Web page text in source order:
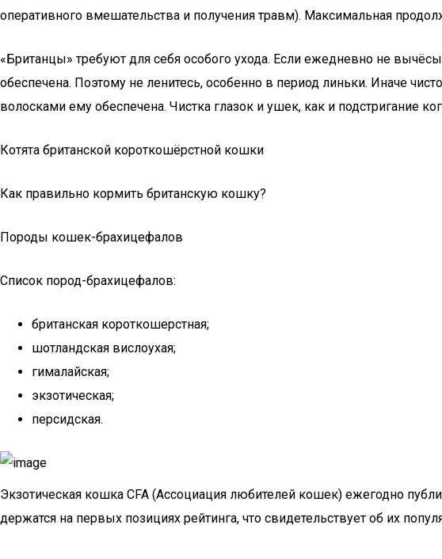
оперативного вмешательства и получения травм). Максимальная
«Британцы» требуют для себя особого ухода. Если ежедневно не
обеспечена. Поэтому не ленитесь, особенно в период линьки. Иначе
волосками ему обеспечена. Чистка глазок и ушек, как и подстригание
Котята британской короткошёрстной кошки
Как правильно кормить британскую кошку?
Породы кошек-брахицефалов
Список пород-брахицефалов:
британская короткошерстная;
шотландская вислоухая;
гималайская;
экзотическая;
персидская.
Экзотическая кошка СFA (Ассоциация любителей кошек) ежегодно
держатся на первых позициях рейтинга, что свидетельствует об их